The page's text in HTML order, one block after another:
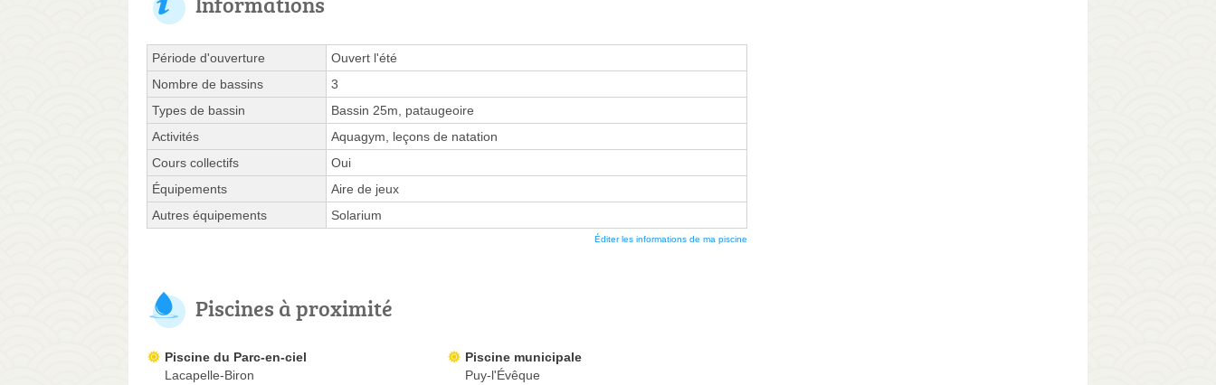
Période d'ouverture
Ouvert l'été
Nombre de bassins
3
Types de bassin
Bassin 25m, pataugeoire
Activités
Aquagym, leçons de natation
Cours collectifs
Oui
Équipements
Aire de jeux
Autres équipements
Solarium
Éditer les informations de ma piscine
Piscines à proximité
Piscine du Parc-en-ciel
Lacapelle-Biron
Piscine municipale
Puy-l'Évêque